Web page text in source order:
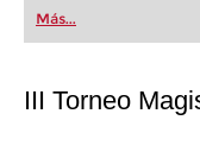
first steps into the world
playing at a tournament
train more efficiently,
Más...
III Torneo